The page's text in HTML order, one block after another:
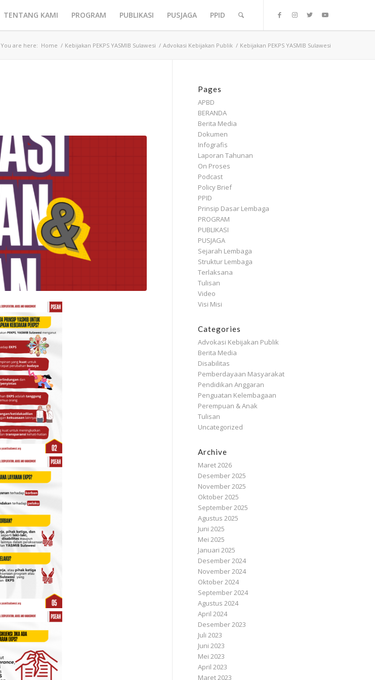
TENTANG KAMI PROGRAM PUBLIKASI PUSJAGA PPID
You are here: Home / Kebijakan PEKPS YASMIB Sulawesi / Advokasi Kebijakan Publik / Kebijakan PEKPS YASMIB Sulawesi
Pages
APBD
BERANDA
Berita Media
Dokumen
Infografis
Laporan Tahunan
On Proses
Podcast
Policy Brief
PPID
Prinsip Dasar Lembaga
PROGRAM
PUBLIKASI
PUSJAGA
Sejarah Lembaga
Struktur Lembaga
Terlaksana
Tulisan
Video
Visi Misi
Categories
Advokasi Kebijakan Publik
Berita Media
Disabilitas
Pemberdayaan Masyarakat
Pendidikan Anggaran
Penguatan Kelembagaan
Perempuan & Anak
Tulisan
Uncategorized
Archive
Maret 2026
Desember 2025
November 2025
Oktober 2025
September 2025
Agustus 2025
Juni 2025
Mei 2025
Januari 2025
Desember 2024
November 2024
Oktober 2024
September 2024
Agustus 2024
April 2024
Desember 2023
Juli 2023
Juni 2023
Mei 2023
April 2023
Maret 2023